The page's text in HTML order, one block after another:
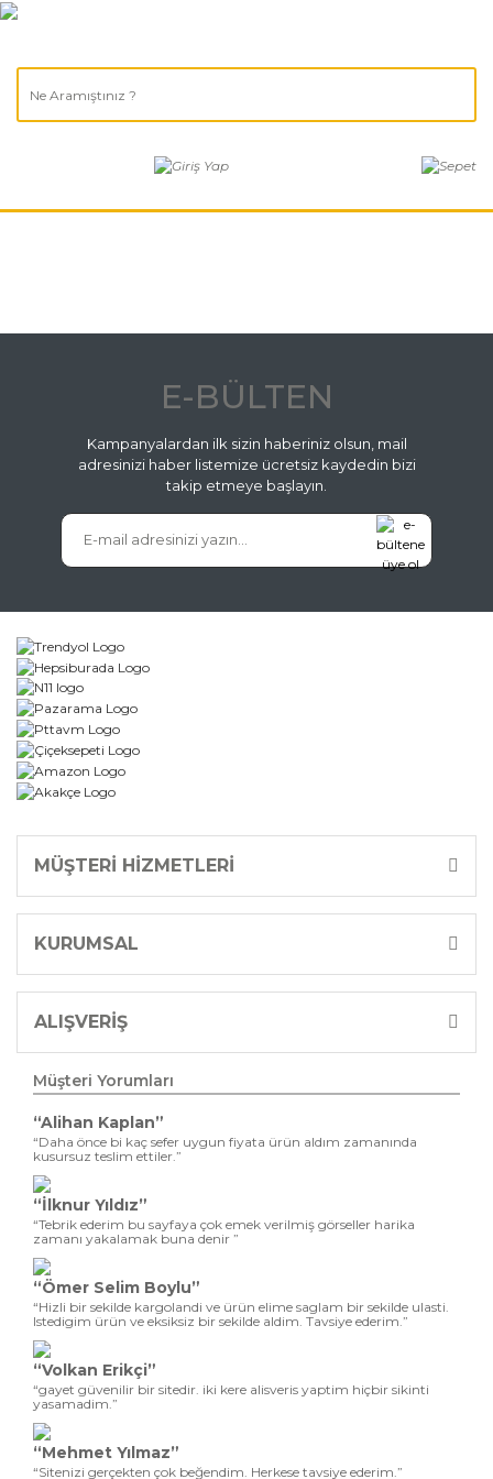
E-BÜLTEN
Kampanyalardan ilk sizin haberiniz olsun, mail
adresinizi haber listemize ücretsiz kaydedin bizi
takip etmeye başlayın.
MÜŞTERİ HİZMETLERİ
KURUMSAL
ALIŞVERİŞ
Müşteri Yorumları
“Alihan Kaplan”
“Daha önce bi kaç sefer uygun fiyata ürün aldım zamanında
kusursuz teslim ettiler.”
“İlknur Yıldız”
“Tebrik ederim bu sayfaya çok emek verilmiş görseller harika
zamanı yakalamak buna denir ”
“Ömer Selim Boylu”
“Hizli bir sekilde kargolandi ve ürün elime saglam bir sekilde ulasti.
Istedigim ürün ve eksiksiz bir sekilde aldim. Tavsiye ederim.”
“Volkan Erikçi”
“gayet güvenilir bir sitedir. iki kere alisveris yaptim hiçbir sikinti
yasamadim.”
“Mehmet Yılmaz”
“Sitenizi gerçekten çok beğendim. Herkese tavsiye ederim.”